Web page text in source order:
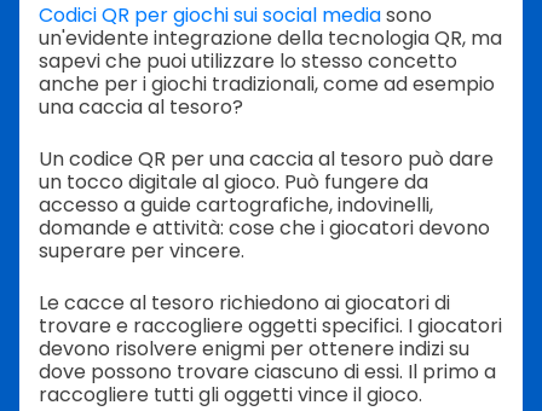
Codici QR per giochi sui social mediasono
un'evidente integrazione della tecnologia QR, ma
sapevi che puoi utilizzare lo stesso concetto
anche per i giochi tradizionali, come ad esempio
una caccia al tesoro?
Un codice QR per una caccia al tesoro può dare
un tocco digitale al gioco. Può fungere da
accesso a guide cartografiche, indovinelli,
domande e attività: cose che i giocatori devono
superare per vincere.
Le cacce al tesoro richiedono ai giocatori di
trovare e raccogliere oggetti specifici. I giocatori
devono risolvere enigmi per ottenere indizi su
dove possono trovare ciascuno di essi. Il primo a
raccogliere tutti gli oggetti vince il gioco.